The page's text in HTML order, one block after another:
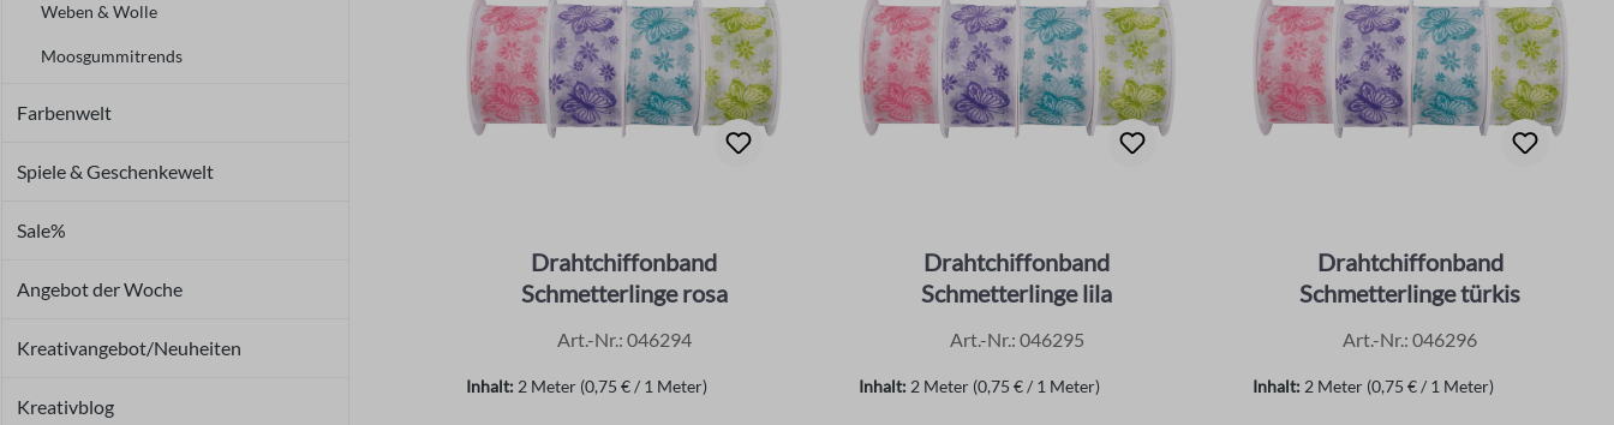
Weben & Wolle
Moosgummitrends
Farbenwelt
Spiele & Geschenkewelt
Sale%
Angebot der Woche
Kreativangebot/Neuheiten
Kreativblog
Drahtchiffonband
Schmetterlinge rosa
Art.-Nr.: 046294
Inhalt: 2 Meter (0,75 € / 1 Meter)
Drahtchiffonband
Schmetterlinge lila
Art.-Nr.: 046295
Inhalt: 2 Meter (0,75 € / 1 Meter)
Drahtchiffonband
Schmetterlinge türkis
Art.-Nr.: 046296
Inhalt: 2 Meter (0,75 € / 1 Meter)